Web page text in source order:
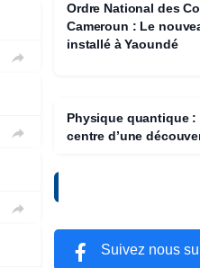



Ordre National des
Cameroun : Le
installé à Yaoundé
Physique quantique :
centre d’une
Suivez nous